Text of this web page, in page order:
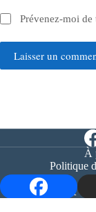
Prévenez-moi
Laisser un
À
Politique
Copyright ©